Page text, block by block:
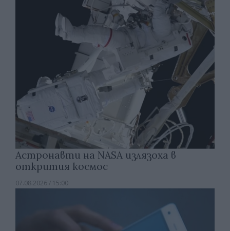
Астронавти на NASA излязоха в
открития космос
07.08.2026 / 15:00